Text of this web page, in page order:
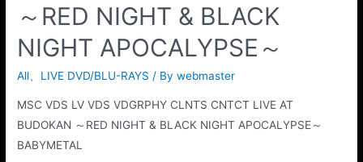
～RED NIGHT & BLACK
NIGHT APOCALYPSE～
All LIVE DVD/BLU-RAYS / Bywebmaster
MSC VDS LV VDS VDGRPHY CLNTS CNTCT LIVE AT
BUDOKAN ～RED NIGHT & BLACK NIGHT APOCALYPSE～
BABYMETAL